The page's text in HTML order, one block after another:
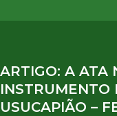
ARTIGO: A ATA
INSTRUMENTO
USUCAPIÃO –